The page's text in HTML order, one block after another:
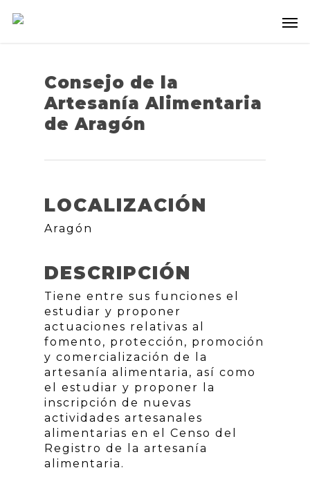
Consejo de la
Artesanía Alimentaria
de Aragón
LOCALIZACIÓN
Aragón
DESCRIPCIÓN
Tiene entre sus funciones el
estudiar y proponer
actuaciones relativas al
fomento, protección, promoción
y comercialización de la
artesanía alimentaria, así como
el estudiar y proponer la
inscripción de nuevas
actividades artesanales
alimentarias en el Censo del
Registro de la artesanía
alimentaria.